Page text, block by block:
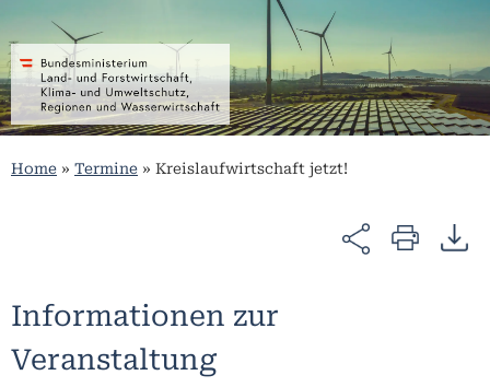
Home » Termine » Kreislaufwirtschaft jetzt!
Informationen zur
Veranstaltung